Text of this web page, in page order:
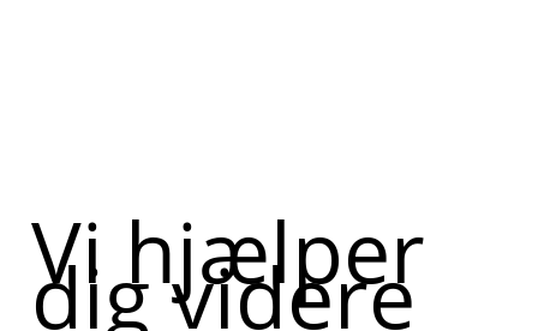
Vi hjælper
dig videre